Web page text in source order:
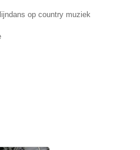
op country muziek